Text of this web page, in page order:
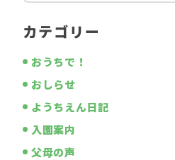
カテゴリー
おうちで！
おしらせ
ようちえん日記
入園案内
父母の声